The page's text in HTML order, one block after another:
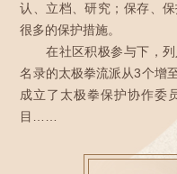
认、立档、研究；保存、
很多的保护措施。
在社区积极参与下，列
名录的太极拳流派从3个增
成立了太极拳保护协作委
目……